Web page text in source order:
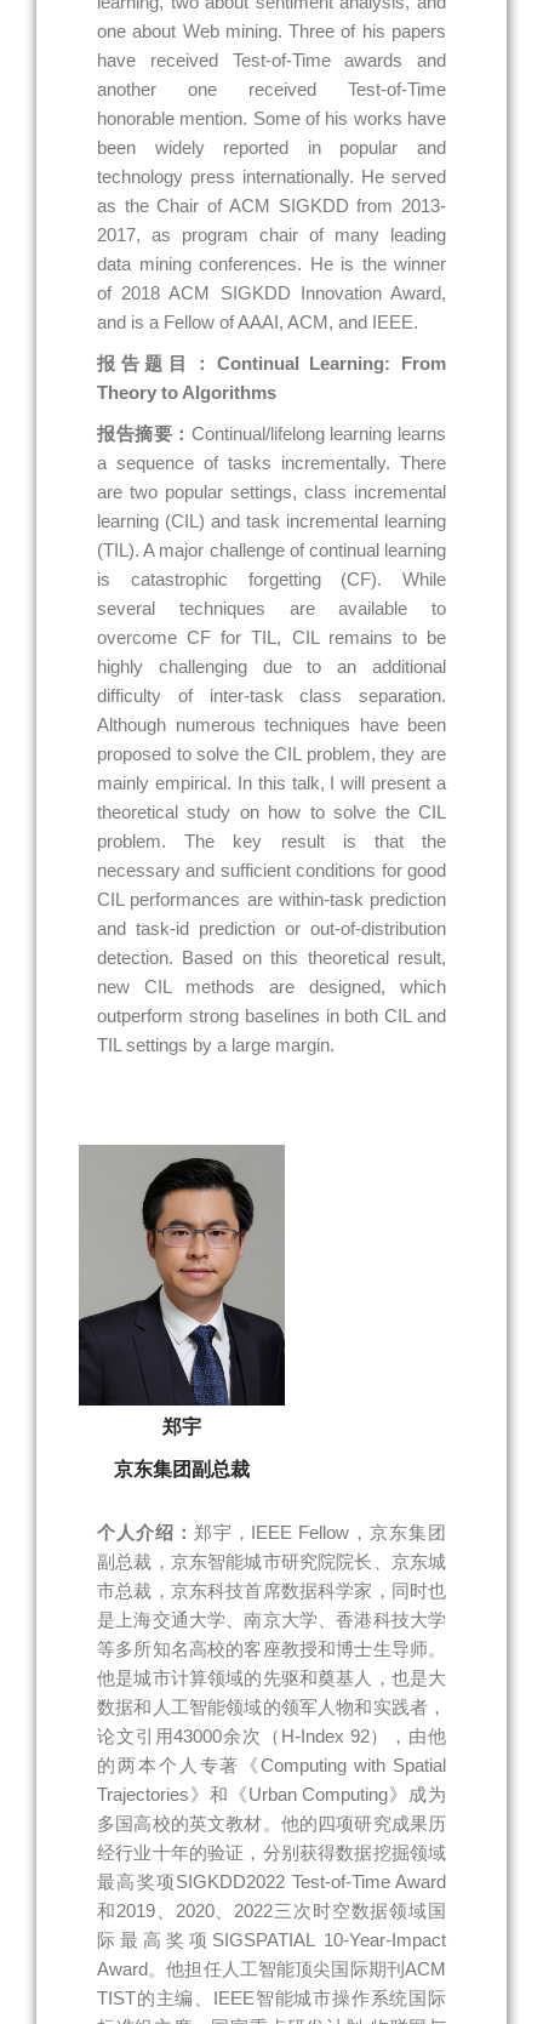
one about Web mining. Three of his papers
have received Test-of-Time awards and
another one received Test-of-Time
honorable mention. Some of his works have
been widely reported in popular and
technology press internationally. He served
as the Chair of ACM SIGKDD from 2013-
2017, as program chair of many leading
data mining conferences. He is the winner
of 2018 ACM SIGKDD Innovation Award,
and is a Fellow of AAAI, ACM, and IEEE.
报告题目：Continual Learning: From
Theory to Algorithms
报告摘要： Continual/lifelong learning learns
a sequence of tasks incrementally. There
are two popular settings, class incremental
learning (CIL) and task incremental learning
(TIL). A major challenge of continual learning
is catastrophic forgetting (CF). While
several techniques are available to
overcome CF for TIL, CIL remains to be
highly challenging due to an additional
difficulty of inter-task class separation.
Although numerous techniques have been
proposed to solve the CIL problem, they are
mainly empirical. In this talk, I will present a
theoretical study on how to solve the CIL
problem. The key result is that the
necessary and sufficient conditions for good
CIL performances are within-task prediction
and task-id prediction or out-of-distribution
detection. Based on this theoretical result,
new CIL methods are designed, which
outperform strong baselines in both CIL and
TIL settings by a large margin.
郑宇
京东集团副总裁
个人介绍： 郑宇，IEEE Fellow，京东集团
副总裁，京东智能城市研究院院长、京东城
市总裁，京东科技首席数据科学家，同时也
是上海交通大学、南京大学、香港科技大学
等多所知名高校的客座教授和博士生导师。
他是城市计算领域的先驱和奠基人，也是大
数据和人工智能领域的领军人物和实践者，
论文引用43000余次（H-Index 92），由他
的两本个人专著《Computing with Spatial
Trajectories》和《Urban Computing》成为
多国高校的英文教材。他的四项研究成果历
经行业十年的验证，分别获得数据挖掘领域
最高奖项SIGKDD2022 Test-of-Time Award
和2019、2020、2022三次时空数据领域国
际最高奖项SIGSPATIAL 10-Year-Impact
Award。他担任人工智能顶尖国际期刊ACM
TIST的主编、IEEE智能城市操作系统国际